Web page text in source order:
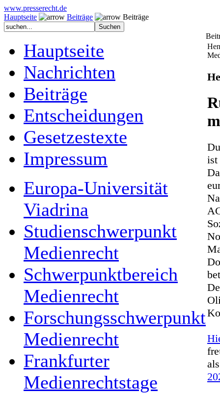
www.presserecht.de
Hauptseite
Beiträge Beiträge
Hauptseite
Nachrichten
Beiträge
Entscheidungen
Gesetzestexte
Impressum
Europa-Universität
Viadrina
Studienschwerpunkt
Medienrecht
Schwerpunktbereich
Medienrecht
Forschungsschwerpunkt
Medienrecht
Frankfurter
Medienrechtstage
ist